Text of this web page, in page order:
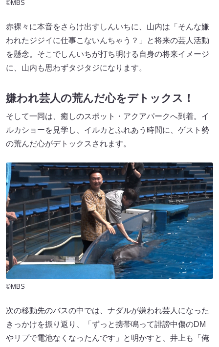
©MBS
赤裸々に本音をさらけ出すしんいちに、山内は「そんな嫌
われたジジイに仕事こないんちゃう？」と将来の芸人活動
を懸念。そこでしんいちが打ち明ける自身の将来イメージ
に、山内も思わずタジタジになります。
嫌われ芸人の荒んだ心をデトックス！
そして一同は、癒しのスポット・アクアパークへ到着。イ
ルカショーを見学し、イルカとふれあう時間に、ゲスト勢
の荒んだ心がデトックスされます。
©MBS
次の移動先のバスの中では、ナダルが嫌われ芸人になった
きっかけを振り返り、「ずっと携帯鳴って誹謗中傷のDM
やリプで電池なくなったんです」と明かすと、井上も「俺